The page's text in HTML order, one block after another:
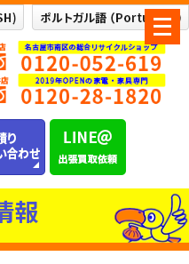
メ
ニ
ュ
ー
報